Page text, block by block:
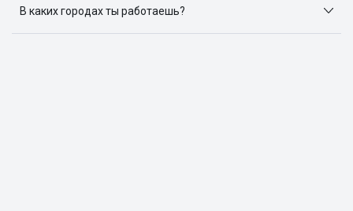
объявлений: ЦИАН, Домклик, Яндекс.Недвижимость,
Авито, Самолет.Плюс.
В каких городах ты работаешь?